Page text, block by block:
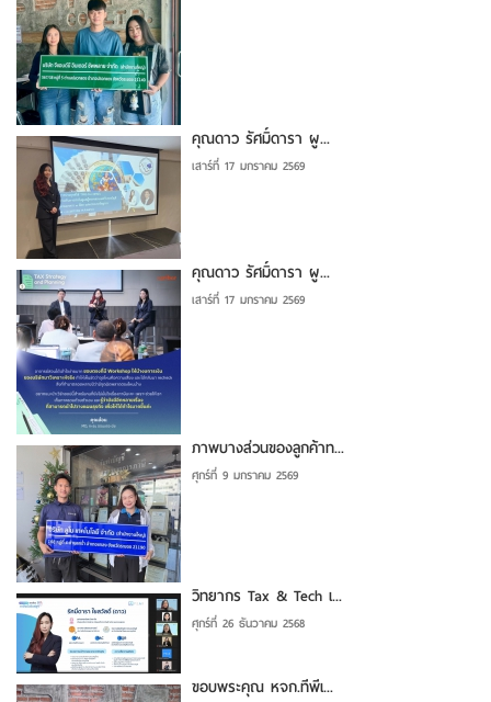
คุณดาว รัศมิ์ดารา ผู...
เสาร์ที่ 17 มกราคม 2569
คุณดาว รัศมิ์ดารา ผู...
เสาร์ที่ 17 มกราคม 2569
ภาพบางส่วนของลูกค้าท...
ศุกร์ที่ 9 มกราคม 2569
วิทยากร Tax & Tech เ...
ศุกร์ที่ 26 ธันวาคม 2568
ขอบพระคุณ หจก.ทีพีเ...